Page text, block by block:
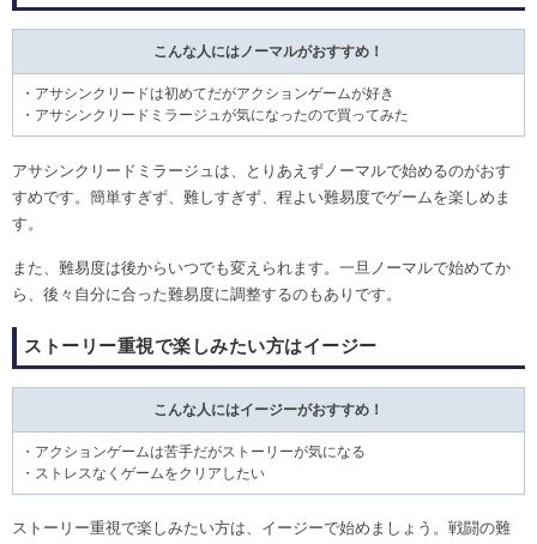
こんな人にはノーマルがおすすめ！
・アサシンクリードは初めてだがアクションゲームが好き
・アサシンクリードミラージュが気になったので買ってみた
アサシンクリードミラージュは、とりあえずノーマルで始めるのがおす
すめです。簡単すぎず、難しすぎず、程よい難易度でゲームを楽しめま
す。
また、難易度は後からいつでも変えられます。一旦ノーマルで始めてか
ら、後々自分に合った難易度に調整するのもありです。
ストーリー重視で楽しみたい方はイージー
こんな人にはイージーがおすすめ！
・アクションゲームは苦手だがストーリーが気になる
・ストレスなくゲームをクリアしたい
ストーリー重視で楽しみたい方は、イージーで始めましょう。戦闘の難